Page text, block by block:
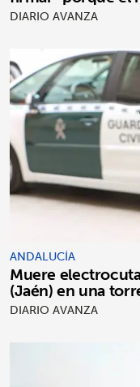
"puro postureo"
DIARIO AVANZA
ANDALUCÍA
Muere
(Jaén) en una
DIARIO AVANZA